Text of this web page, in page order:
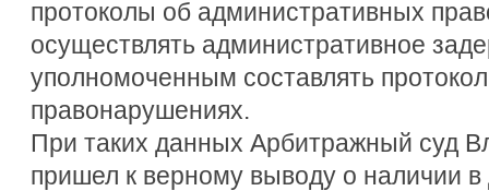
протоколы об административных
осуществлять административное
уполномоченным составлять
правонарушениях.
При таких данных Арбитражный суд
пришел к верному выводу о наличии